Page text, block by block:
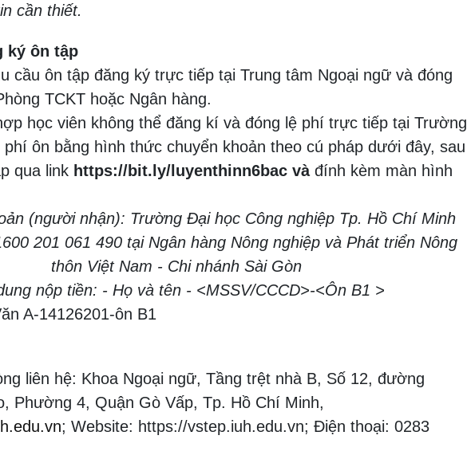
cần thiết.
ký ôn tập
cầu ôn tập đăng ký trực tiếp tại Trung tâm Ngoại ngữ và đóng
TCKT hoặc Ngân hàng.
học viên không thể đăng kí và đóng lệ phí trực tiếp tại Trường
ôn bằng hình thức chuyển khoản theo cú pháp dưới đây, sau
qua link https://bit.ly/luyenthinn6bac và đính kèm màn hình
(người nhận): Trường Đại học Công nghiệp Tp. Hồ Chí Minh
201 061 490 tại Ngân hàng Nông nghiệp và Phát triển Nông
thôn Việt Nam - Chi nhánh Sài Gòn
nộp tiền: - Họ và tên - <MSSV/CCCD>-<Ôn B1 >
A-14126201-ôn B1
liên hệ: Khoa Ngoại ngữ, Tầng trệt nhà B, Số 12, đường
Phường 4, Quận Gò Vấp, Tp. Hồ Chí Minh,
; Website: https://vstep.iuh.edu.vn; Điện thoại: 0283